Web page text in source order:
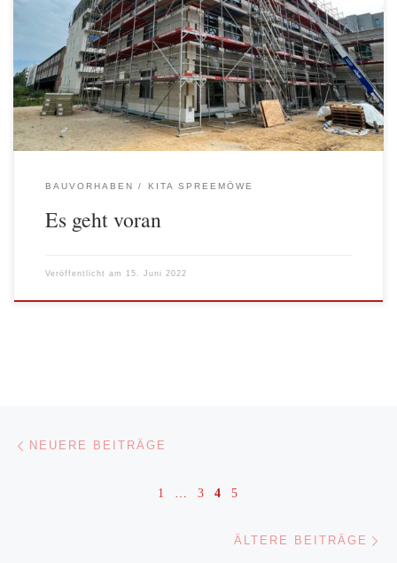
Stralau, das ergab eine Baustellenbesichtigung Mitte Juni.
Interessierte Kolleginnen und Kollegen aus den anderen Kitas der
AWO Spree-Wuhle waren in mehrerer Hinsichten beeindruckt.
Einerseits standen alle unter dem Eindruck von Baulärm und
Gewusel auf einer lebendigen Baustelle und andererseits ist […]
BAUVORHABEN KITA SPREEMÖWE
Es geht voran
Veröffentlicht am 15. Juni 2022
Beitragsnavigation
NEUERE BEITRÄGE
1 3 4 5
ÄLTERE BEITRÄGE